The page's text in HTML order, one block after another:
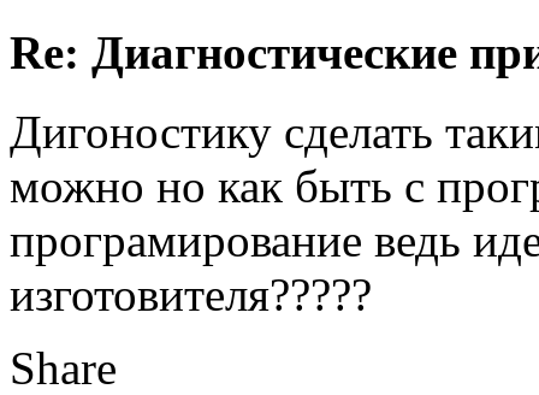
Re: Диагностические
Дигоностику сделать
можно но как быть с
програмирование ведь
изготовителя?????
Share